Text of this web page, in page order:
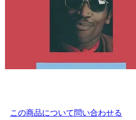
この商品について問い合わせる